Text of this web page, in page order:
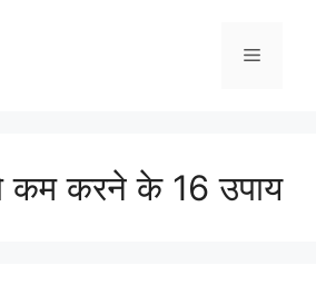
Menu
कम करने के 16 उपाय